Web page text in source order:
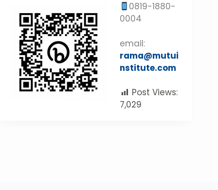
0819-1880-
0004
email:
rama@mutui
nstitute.com
Post Views:
7,029